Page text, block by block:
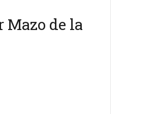
Mazo de la